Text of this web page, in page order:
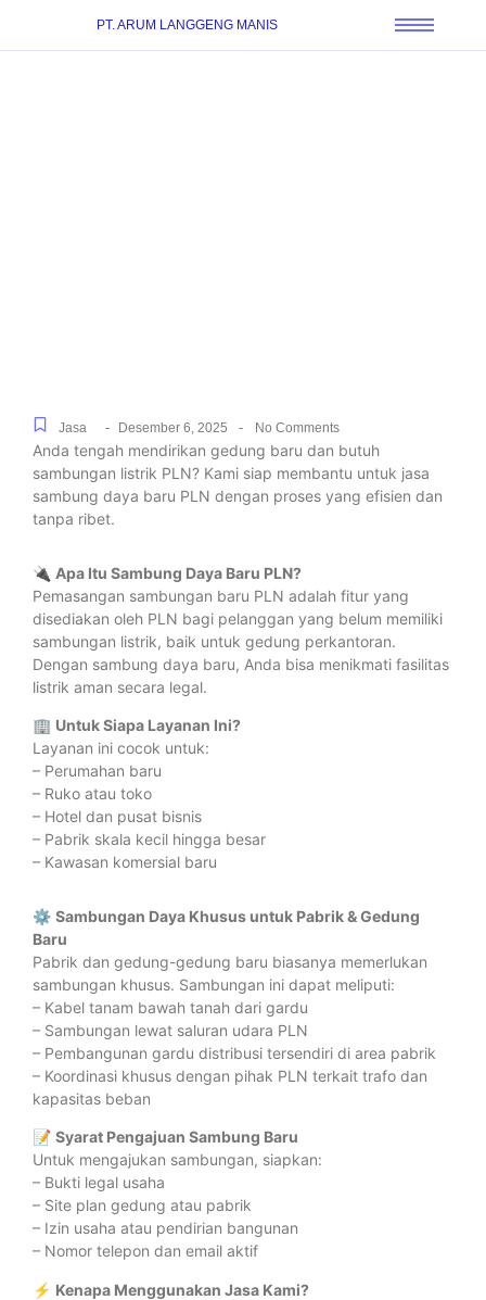
PT. ARUM LANGGENG MANIS
Jasa - Desember 6, 2025 - No Comments
Anda tengah mendirikan gedung baru dan butuh
sambungan listrik PLN? Kami siap membantu untuk jasa
sambung daya baru PLN dengan proses yang efisien dan
tanpa ribet.
🔌 Apa Itu Sambung Daya Baru PLN?
Pemasangan sambungan baru PLN adalah fitur yang
disediakan oleh PLN bagi pelanggan yang belum memiliki
sambungan listrik, baik untuk gedung perkantoran.
Dengan sambung daya baru, Anda bisa menikmati fasilitas
listrik aman secara legal.
🏢 Untuk Siapa Layanan Ini?
Layanan ini cocok untuk:
– Perumahan baru
– Ruko atau toko
– Hotel dan pusat bisnis
– Pabrik skala kecil hingga besar
– Kawasan komersial baru
⚙️ Sambungan Daya Khusus untuk Pabrik & Gedung
Baru
Pabrik dan gedung-gedung baru biasanya memerlukan
sambungan khusus. Sambungan ini dapat meliputi:
– Kabel tanam bawah tanah dari gardu
– Sambungan lewat saluran udara PLN
– Pembangunan gardu distribusi tersendiri di area pabrik
– Koordinasi khusus dengan pihak PLN terkait trafo dan
kapasitas beban
📝 Syarat Pengajuan Sambung Baru
Untuk mengajukan sambungan, siapkan:
– Bukti legal usaha
– Site plan gedung atau pabrik
– Izin usaha atau pendirian bangunan
– Nomor telepon dan email aktif
⚡ Kenapa Menggunakan Jasa Kami?